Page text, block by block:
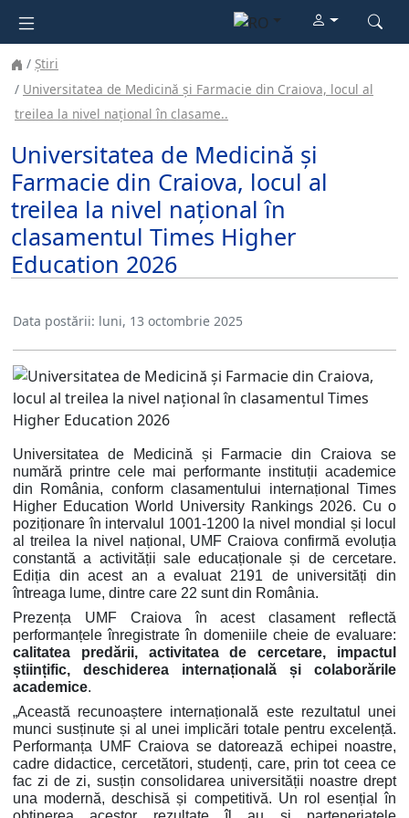
Știri
Universitatea de Medicină și Farmacie din Craiova, locul al
treilea la nivel național în clasame..
Universitatea de Medicină și
Farmacie din Craiova, locul al
treilea la nivel național în
clasamentul Times Higher
Education 2026
Data postării: luni, 13 octombrie 2025
Universitatea de Medicină și Farmacie din Craiova se
numără printre cele mai performante instituții academice
din România, conform clasamentului internațional Times
Higher Education World University Rankings 2026. Cu o
poziționare în intervalul 1001-1200 la nivel mondial și locul
al treilea la nivel național, UMF Craiova confirmă evoluția
constantă a activității sale educaționale și de cercetare.
Ediția din acest an a evaluat 2191 de universități din
întreaga lume, dintre care 22 sunt din România.
Prezența UMF Craiova în acest clasament reflectă
performanțele înregistrate în domeniile cheie de evaluare:
calitatea predării, activitatea de cercetare, impactul
științific, deschiderea internațională și colaborările
academice.
„Această recunoaștere internațională este rezultatul unei
munci susținute și al unei implicări totale pentru excelență.
Performanța UMF Craiova se datorează echipei noastre,
cadre didactice, cercetători, studenți, care, prin tot ceea ce
fac zi de zi, susțin consolidarea universității noastre drept
una modernă, deschisă și competitivă. Un rol esențial în